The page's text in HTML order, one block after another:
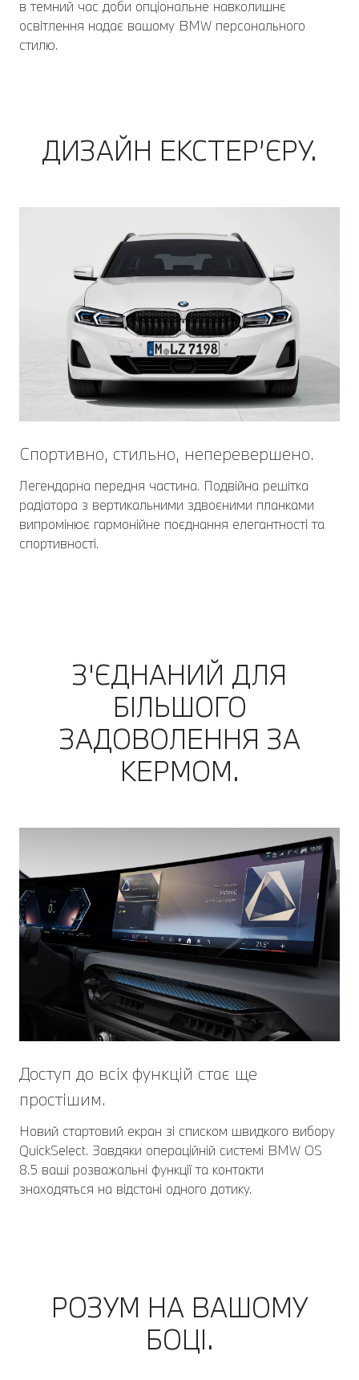
в темний час доби опціональне навколишнє
освітлення надає вашому BMW персонального
стилю.
ДИЗАЙН ЕКСТЕР’ЄРУ.
Спортивно, стильно, неперевершено.
Легендарна передня частина. Подвійна решітка
радіатора з вертикальними здвоєними планками
випромінює гармонійне поєднання елегантності та
спортивності.
З'ЄДНАНИЙ ДЛЯ
БІЛЬШОГО
ЗАДОВОЛЕННЯ ЗА
КЕРМОМ.
Доступ до всіх функцій стає ще
простішим.
Новий стартовий екран зі списком швидкого вибору
QuickSelect. Завдяки операційній системі BMW OS
8.5 ваші розважальні функції та контакти
знаходяться на відстані одного дотику.
РОЗУМ НА ВАШОМУ
БОЦІ.